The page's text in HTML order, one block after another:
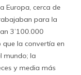
Europa, cerca de
para la
3’100.000
la convertía en
mundo; la
y media más